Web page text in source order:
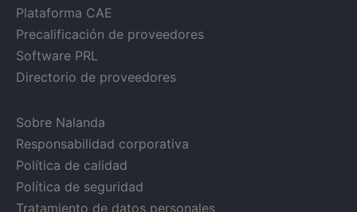
Plataforma CAE
Precalificación de proveedores
Software PRL
Directorio de proveedores
Sobre Nalanda
Responsabilidad corporativa
Política de calidad
Política de seguridad
Tratamiento de datos personales